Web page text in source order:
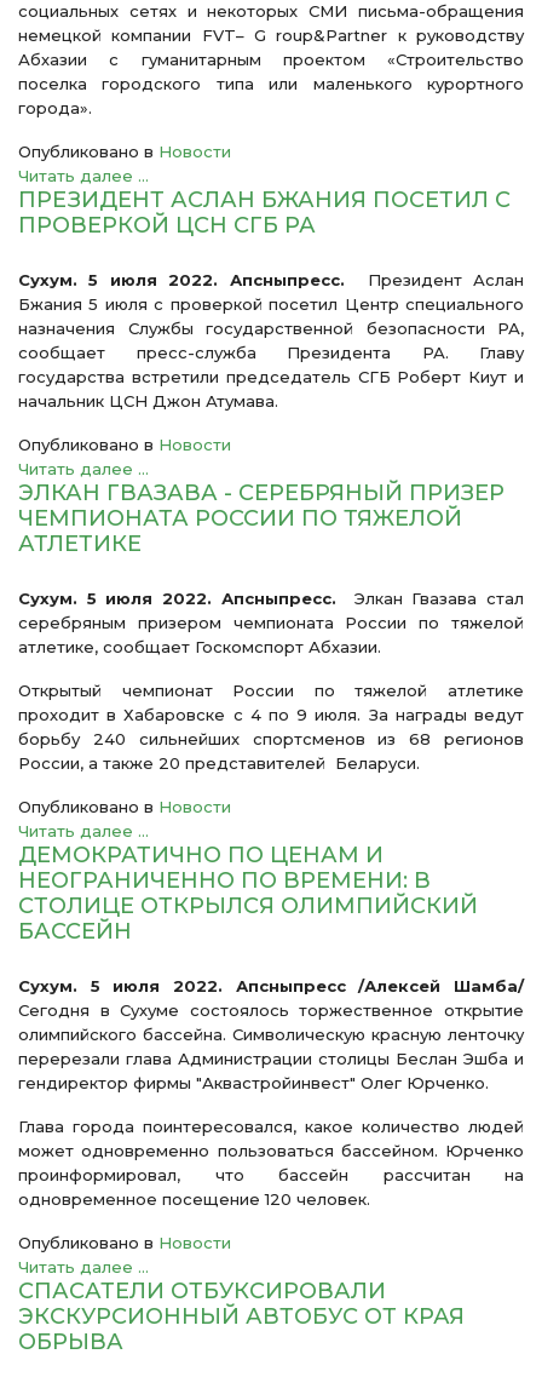
социальных сетях и некоторых СМИ письма-обращения
немецкой компании FVT– G roup&Partner к руководству
Абхазии с гуманитарным проектом «Строительство
поселка городского типа или маленького курортного
города».
Опубликовано в Новости
Читать далее ...
ПРЕЗИДЕНТ АСЛАН БЖАНИЯ ПОСЕТИЛ С
ПРОВЕРКОЙ ЦСН СГБ РА
Сухум. 5 июля 2022. Апсныпресс. Президент Аслан
Бжания 5 июля с проверкой посетил Центр специального
назначения Службы государственной безопасности РА,
сообщает пресс-служба Президента РА. Главу
государства встретили председатель СГБ Роберт Киут и
начальник ЦСН Джон Атумава.
Опубликовано в Новости
Читать далее ...
ЭЛКАН ГВАЗАВА - СЕРЕБРЯНЫЙ ПРИЗЕР
ЧЕМПИОНАТА РОССИИ ПО ТЯЖЕЛОЙ
АТЛЕТИКЕ
Сухум. 5 июля 2022. Апсныпресс. Элкан Гвазава стал
серебряным призером чемпионата России по тяжелой
атлетике, сообщает Госкомспорт Абхазии.
Открытый чемпионат России по тяжелой атлетике
проходит в Хабаровске с 4 по 9 июля. За награды ведут
борьбу 240 сильнейших спортсменов из 68 регионов
России, а также 20 представителей Беларуси.
Опубликовано в Новости
Читать далее ...
ДЕМОКРАТИЧНО ПО ЦЕНАМ И
НЕОГРАНИЧЕННО ПО ВРЕМЕНИ: В
СТОЛИЦЕ ОТКРЫЛСЯ ОЛИМПИЙСКИЙ
БАССЕЙН
Сухум. 5 июля 2022. Апсныпресс /Алексей Шамба/
Сегодня в Сухуме состоялось торжественное открытие
олимпийского бассейна. Символическую красную ленточку
перерезали глава Администрации столицы Беслан Эшба и
гендиректор фирмы "Аквастройинвест" Олег Юрченко.
Глава города поинтересовался, какое количество людей
может одновременно пользоваться бассейном. Юрченко
проинформировал, что бассейн рассчитан на
одновременное посещение 120 человек.
Опубликовано в Новости
Читать далее ...
СПАСАТЕЛИ ОТБУКСИРОВАЛИ
ЭКСКУРСИОННЫЙ АВТОБУС ОТ КРАЯ
ОБРЫВА